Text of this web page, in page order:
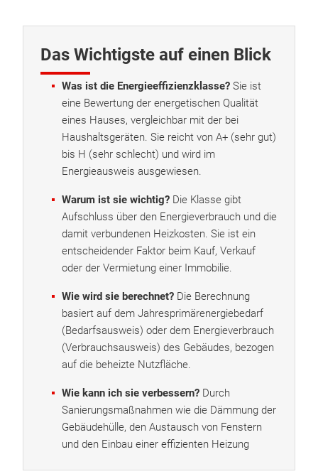
Das Wichtigste auf einen Blick
Was ist die Energieeffizienzklasse? Sie ist
eine Bewertung der energetischen Qualität
eines Hauses, vergleichbar mit der bei
Haushaltsgeräten. Sie reicht von A+ (sehr gut)
bis H (sehr schlecht) und wird im
Energieausweis ausgewiesen.
Warum ist sie wichtig? Die Klasse gibt
Aufschluss über den Energieverbrauch und die
damit verbundenen Heizkosten. Sie ist ein
entscheidender Faktor beim Kauf, Verkauf
oder der Vermietung einer Immobilie.
Wie wird sie berechnet? Die Berechnung
basiert auf dem Jahresprimärenergiebedarf
(Bedarfsausweis) oder dem Energieverbrauch
(Verbrauchsausweis) des Gebäudes, bezogen
auf die beheizte Nutzfläche.
Wie kann ich sie verbessern? Durch
Sanierungsmaßnahmen wie die Dämmung der
Gebäudehülle, den Austausch von Fenstern
und den Einbau einer effizienten Heizung